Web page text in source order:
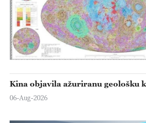
Kina objavila ažuriranu geološku
06-Aug-2026